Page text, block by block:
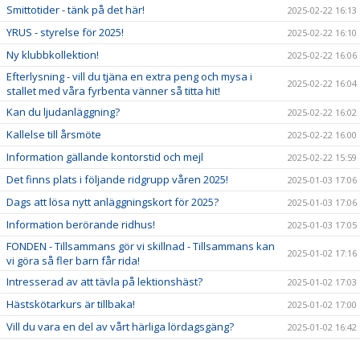
Smittotider - tänk på det här! 2025-02-22 16:13
YRUS - styrelse för 2025! 2025-02-22 16:10
Ny klubbkollektion! 2025-02-22 16:06
Efterlysning - vill du tjäna en extra peng och mysa i
stallet med våra fyrbenta vänner så titta hit!
2025-02-22 16:04
Kan du ljudanläggning? 2025-02-22 16:02
Kallelse till årsmöte 2025-02-22 16:00
Information gällande kontorstid och mejl 2025-02-22 15:59
Det finns plats i följande ridgrupp våren 2025! 2025-01-03 17:06
Dags att lösa nytt anläggningskort för 2025? 2025-01-03 17:06
Information berörande ridhus! 2025-01-03 17:05
FONDEN - Tillsammans gör vi skillnad - Tillsammans kan
vi göra så fler barn får rida!
2025-01-02 17:16
Intresserad av att tävla på lektionshäst? 2025-01-02 17:03
Hästskötarkurs är tillbaka! 2025-01-02 17:00
Vill du vara en del av vårt härliga lördagsgäng? 2025-01-02 16:42